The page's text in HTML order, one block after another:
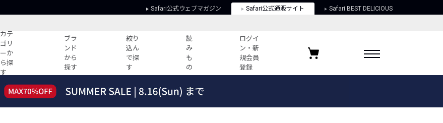
Safari公式ウェブマガジン Safari公式通販サイト Safari BEST DELICIOUS
カテ
ゴリ
ーか
ら探
す
ブラ
ンド
から
探す
絞り
込ん
で探
す
読
み
も
の
ログイ
ン・新
規会員
登録
すべての記事
お気に入りブランド